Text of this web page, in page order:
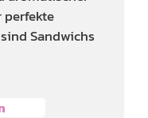
Sandwichs